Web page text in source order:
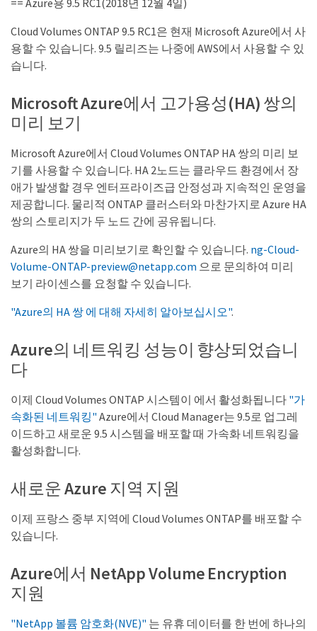
Cloud Volumes ONTAP 9.5 RC1은 현재 Microsoft Azure에서 사
용할 수 있습니다. 9.5 릴리즈는 나중에 AWS에서 사용할 수 있
습니다.
Microsoft Azure에서 고가용성(HA) 쌍의
미리 보기
Microsoft Azure에서 Cloud Volumes ONTAP HA 쌍의 미리 보
기를 사용할 수 있습니다. HA 2노드는 클라우드 환경에서 장
애가 발생할 경우 엔터프라이즈급 안정성과 지속적인 운영을
제공합니다. 물리적 ONTAP 클러스터와 마찬가지로 Azure HA
쌍의 스토리지가 두 노드 간에 공유됩니다.
Azure의 HA 쌍을 미리보기로 확인할 수 있습니다. ng-Cloud-
Volume-ONTAP-preview@netapp.com 으로 문의하여 미리
보기 라이센스를 요청할 수 있습니다.
"Azure의 HA 쌍 에 대해 자세히 알아보십시오".
Azure의 네트워킹 성능이 향상되었습니
다
이제 Cloud Volumes ONTAP 시스템이 에서 활성화됩니다 "가
속화된 네트워킹" Azure에서 Cloud Manager는 9.5로 업그레
이드하고 새로운 9.5 시스템을 배포할 때 가속화 네트워킹을
활성화합니다.
새로운 Azure 지역 지원
이제 프랑스 중부 지역에 Cloud Volumes ONTAP를 배포할 수
있습니다.
Azure에서 NetApp Volume Encryption
지원
"NetApp 볼륨 암호화(NVE)" 는 유휴 데이터를 한 번에 하나의